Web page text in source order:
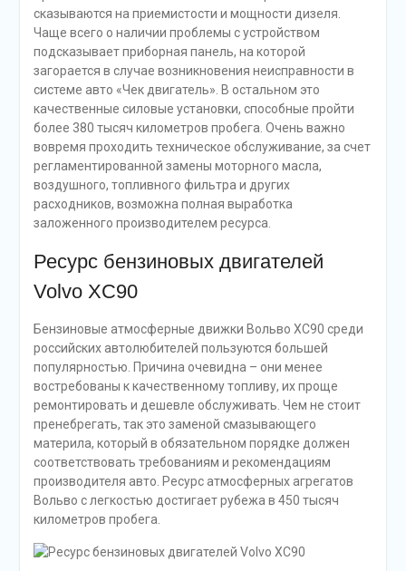
сказываются на приемистости и мощности дизеля.
Чаще всего о наличии проблемы с устройством
подсказывает приборная панель, на которой
загорается в случае возникновения неисправности в
системе авто «Чек двигатель». В остальном это
качественные силовые установки, способные пройти
более 380 тысяч километров пробега. Очень важно
вовремя проходить техническое обслуживание, за счет
регламентированной замены моторного масла,
воздушного, топливного фильтра и других
расходников, возможна полная выработка
заложенного производителем ресурса.
Ресурс бензиновых двигателей
Volvo XC90
Бензиновые атмосферные движки Вольво XC90 среди
российских автолюбителей пользуются большей
популярностью. Причина очевидна – они менее
востребованы к качественному топливу, их проще
ремонтировать и дешевле обслуживать. Чем не стоит
пренебрегать, так это заменой смазывающего
материла, который в обязательном порядке должен
соответствовать требованиям и рекомендациям
производителя авто. Ресурс атмосферных агрегатов
Вольво с легкостью достигает рубежа в 450 тысяч
километров пробега.